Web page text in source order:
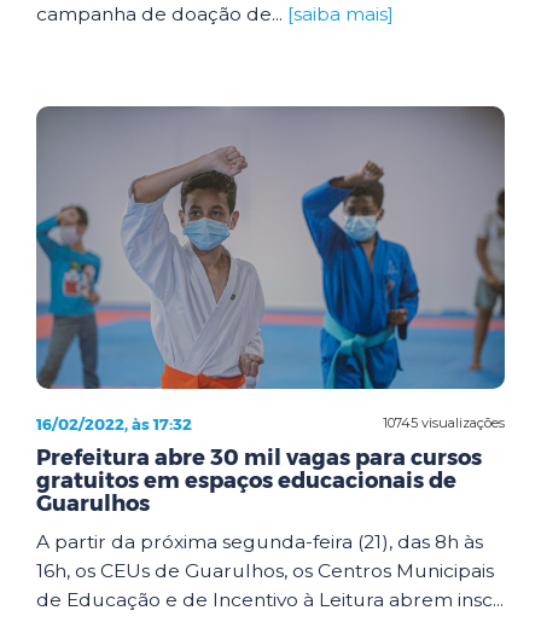
campanha de doação de... [saiba mais]
10745 visualizações
16/02/2022, às 17:32
Prefeitura abre 30 mil vagas para cursos
gratuitos em espaços educacionais de
Guarulhos
A partir da próxima segunda-feira (21), das 8h às
16h, os CEUs de Guarulhos, os Centros Municipais
de Educação e de Incentivo à Leitura abrem insc...